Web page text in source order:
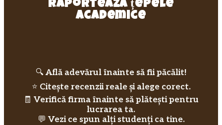
raportează țepele
academice
🔍 Află adevărul înainte să fii păcălit!
⭐ Citește recenzii reale și alege corect.
🧾 Verifică firma înainte să plătești pentru
lucrarea ta.
💬 Vezi ce spun alți studenți ca tine.